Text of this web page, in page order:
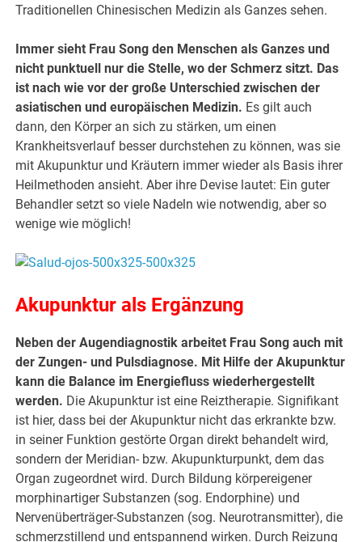
Traditionellen Chinesischen Medizin als Ganzes sehen.
Immer sieht Frau Song den Menschen als Ganzes und
nicht punktuell nur die Stelle, wo der Schmerz sitzt. Das
ist nach wie vor der große Unterschied zwischen der
asiatischen und europäischen Medizin. Es gilt auch
dann, den Körper an sich zu stärken, um einen
Krankheitsverlauf besser durchstehen zu können, was sie
mit Akupunktur und Kräutern immer wieder als Basis ihrer
Heilmethoden ansieht. Aber ihre Devise lautet: Ein guter
Behandler setzt so viele Nadeln wie notwendig, aber so
wenige wie möglich!
Akupunktur als Ergänzung
Neben der Augendiagnostik arbeitet Frau Song auch mit
der Zungen- und Pulsdiagnose. Mit Hilfe der Akupunktur
kann die Balance im Energiefluss wiederhergestellt
werden. Die Akupunktur ist eine Reiztherapie. Signifikant
ist hier, dass bei der Akupunktur nicht das erkrankte bzw.
in seiner Funktion gestörte Organ direkt behandelt wird,
sondern der Meridian- bzw. Akupunkturpunkt, dem das
Organ zugeordnet wird. Durch Bildung körpereigener
morphinartiger Substanzen (sog. Endorphine) und
Nervenüberträger-Substanzen (sog. Neurotransmitter), die
schmerzstillend und entspannend wirken. Durch Reizung